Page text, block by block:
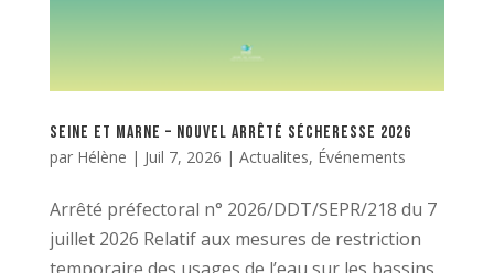
Seine et Marne – nouvel arrêté sécheresse 2026
par Hélène | Juil 7, 2026 | Actualites, Événements
Arrêté préfectoral n° 2026/DDT/SEPR/218 du 7
juillet 2026 Relatif aux mesures de restriction
temporaire des usages de l’eau sur les bassins